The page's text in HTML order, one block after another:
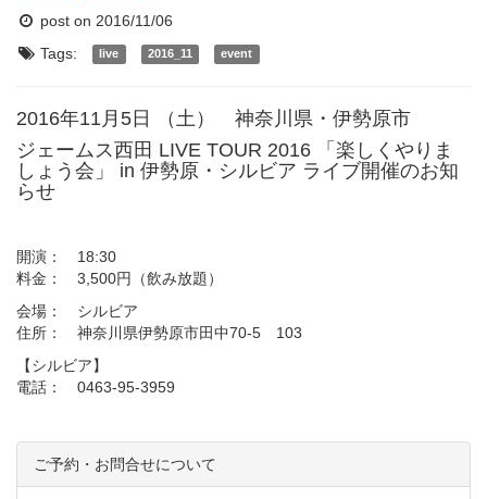
post on 2016/11/06
Tags:
live 2016_11 event
2016年11月5日 （土） 神奈川県・伊勢原市
ジェームス西田 LIVE TOUR 2016 「楽しくやりま
しょう会」 in 伊勢原・シルビア ライブ開催のお知
らせ
開演： 18:30
料金： 3,500円（飲み放題）
会場： シルビア
住所： 神奈川県伊勢原市田中70-5 103
【シルビア】
電話： 0463-95-3959
ご予約・お問合せについて